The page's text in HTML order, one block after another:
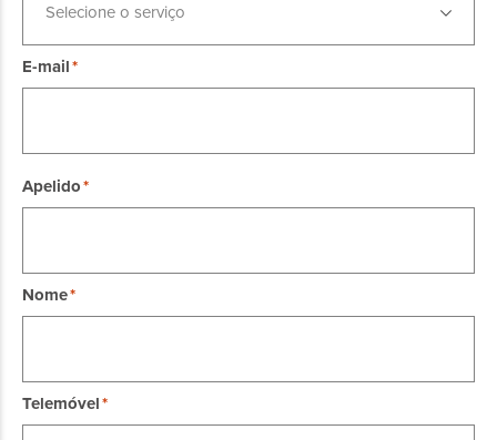
Selecione o serviço
E-mail
Apelido
Nome
Telemóvel